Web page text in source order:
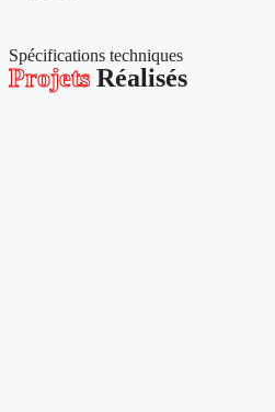
Spécifications techniques
ProjetsRéalisés